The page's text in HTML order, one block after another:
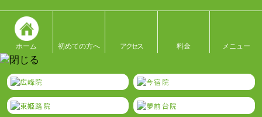
ホーム 初めての方へ アクセス 料金 メニュー